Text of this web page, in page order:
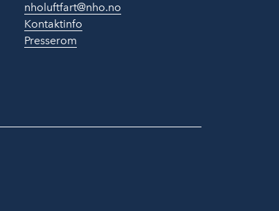
nholuftfart@nho.no
Kontaktinfo
Presserom